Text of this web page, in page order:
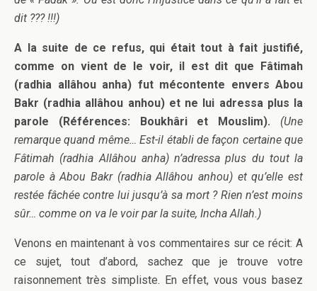
dit ??? !!!)
A la suite de ce refus, qui était tout à fait justifié,
comme on vient de le voir, il est dit que Fâtimah
(radhia allâhou anha) fut mécontente envers Abou
Bakr (radhia allâhou anhou) et ne lui adressa plus la
parole (Références: Boukhâri et Mouslim).
(Une
remarque quand même… Est-il établi de façon certaine que
Fâtimah (radhia Allâhou anha) n’adressa plus du tout la
parole à Abou Bakr (radhia Allâhou anhou) et qu’elle est
restée fâchée contre lui jusqu’à sa mort ? Rien n’est moins
sûr… comme on va le voir par la suite, Incha Allah.)
Venons en maintenant à vos commentaires sur ce récit: A
ce sujet, tout d’abord, sachez que je trouve votre
raisonnement très simpliste. En effet, vous vous basez